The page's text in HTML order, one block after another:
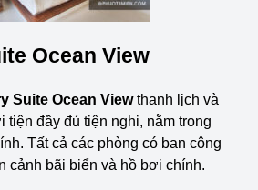
Ocean View
Suite Ocean Viewthanh lịch và
tiện đầy đủ tiện nghi, nằm trong
Tất cả các phòng có ban công
cảnh bãi biển và hồ bơi chính.